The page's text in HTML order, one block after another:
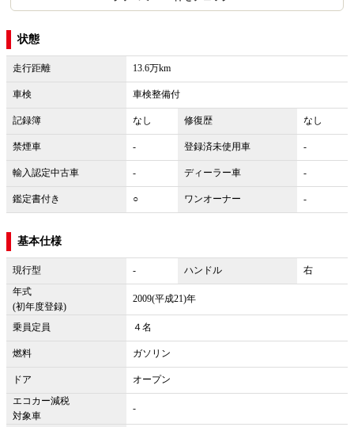
状態
走行距離 13.6万km
車検 車検整備付
記録簿 なし 修復歴 なし
禁煙車 - 登録済未使用車 -
輸入認定中古車 - ディーラー車 -
鑑定書付き ○ ワンオーナー -
基本仕様
現行型 - ハンドル
右
年式
(初年度登録)
2009(平成21)年
乗員定員 ４名
燃料 ガソリン
ドア
オープン
エコカー減税
対象車
-